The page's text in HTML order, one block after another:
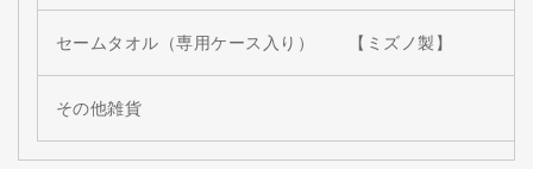
セームタオル（専用ケース入り） 【ミズノ製】
その他雑貨